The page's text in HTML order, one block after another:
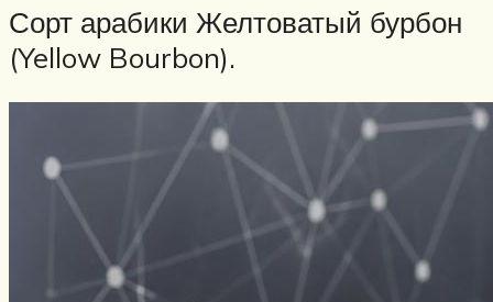
Сорт арабики Желтоватый бурбон
(Yellow Bourbon).